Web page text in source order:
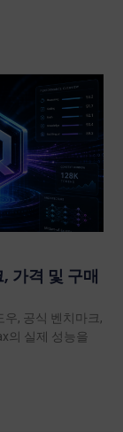
가격 및 구매
, 공식 벤치마크,
의 실제 성능을